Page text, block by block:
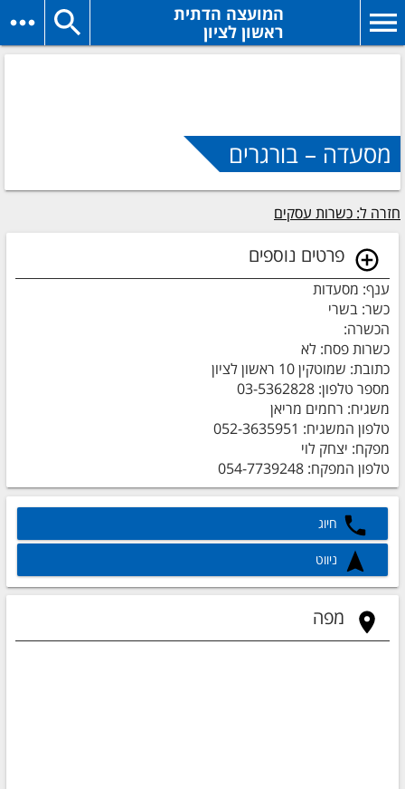
המועצה הדתית
ראשון לציון
מסעדה – בורגרים
חזרה ל: כשרות עסקים
פרטים נוספים
ענף: מסעדות
כשר: בשרי
הכשרה:
כשרות פסח: לא
כתובת: שמוטקין 10 ראשון לציון
מספר טלפון: 03-5362828
משגיח: רחמים מריאן
טלפון המשגיח: 052-3635951
מפקח: יצחק לוי
טלפון המפקח: 054-7739248
חיוג
ניווט
מפה